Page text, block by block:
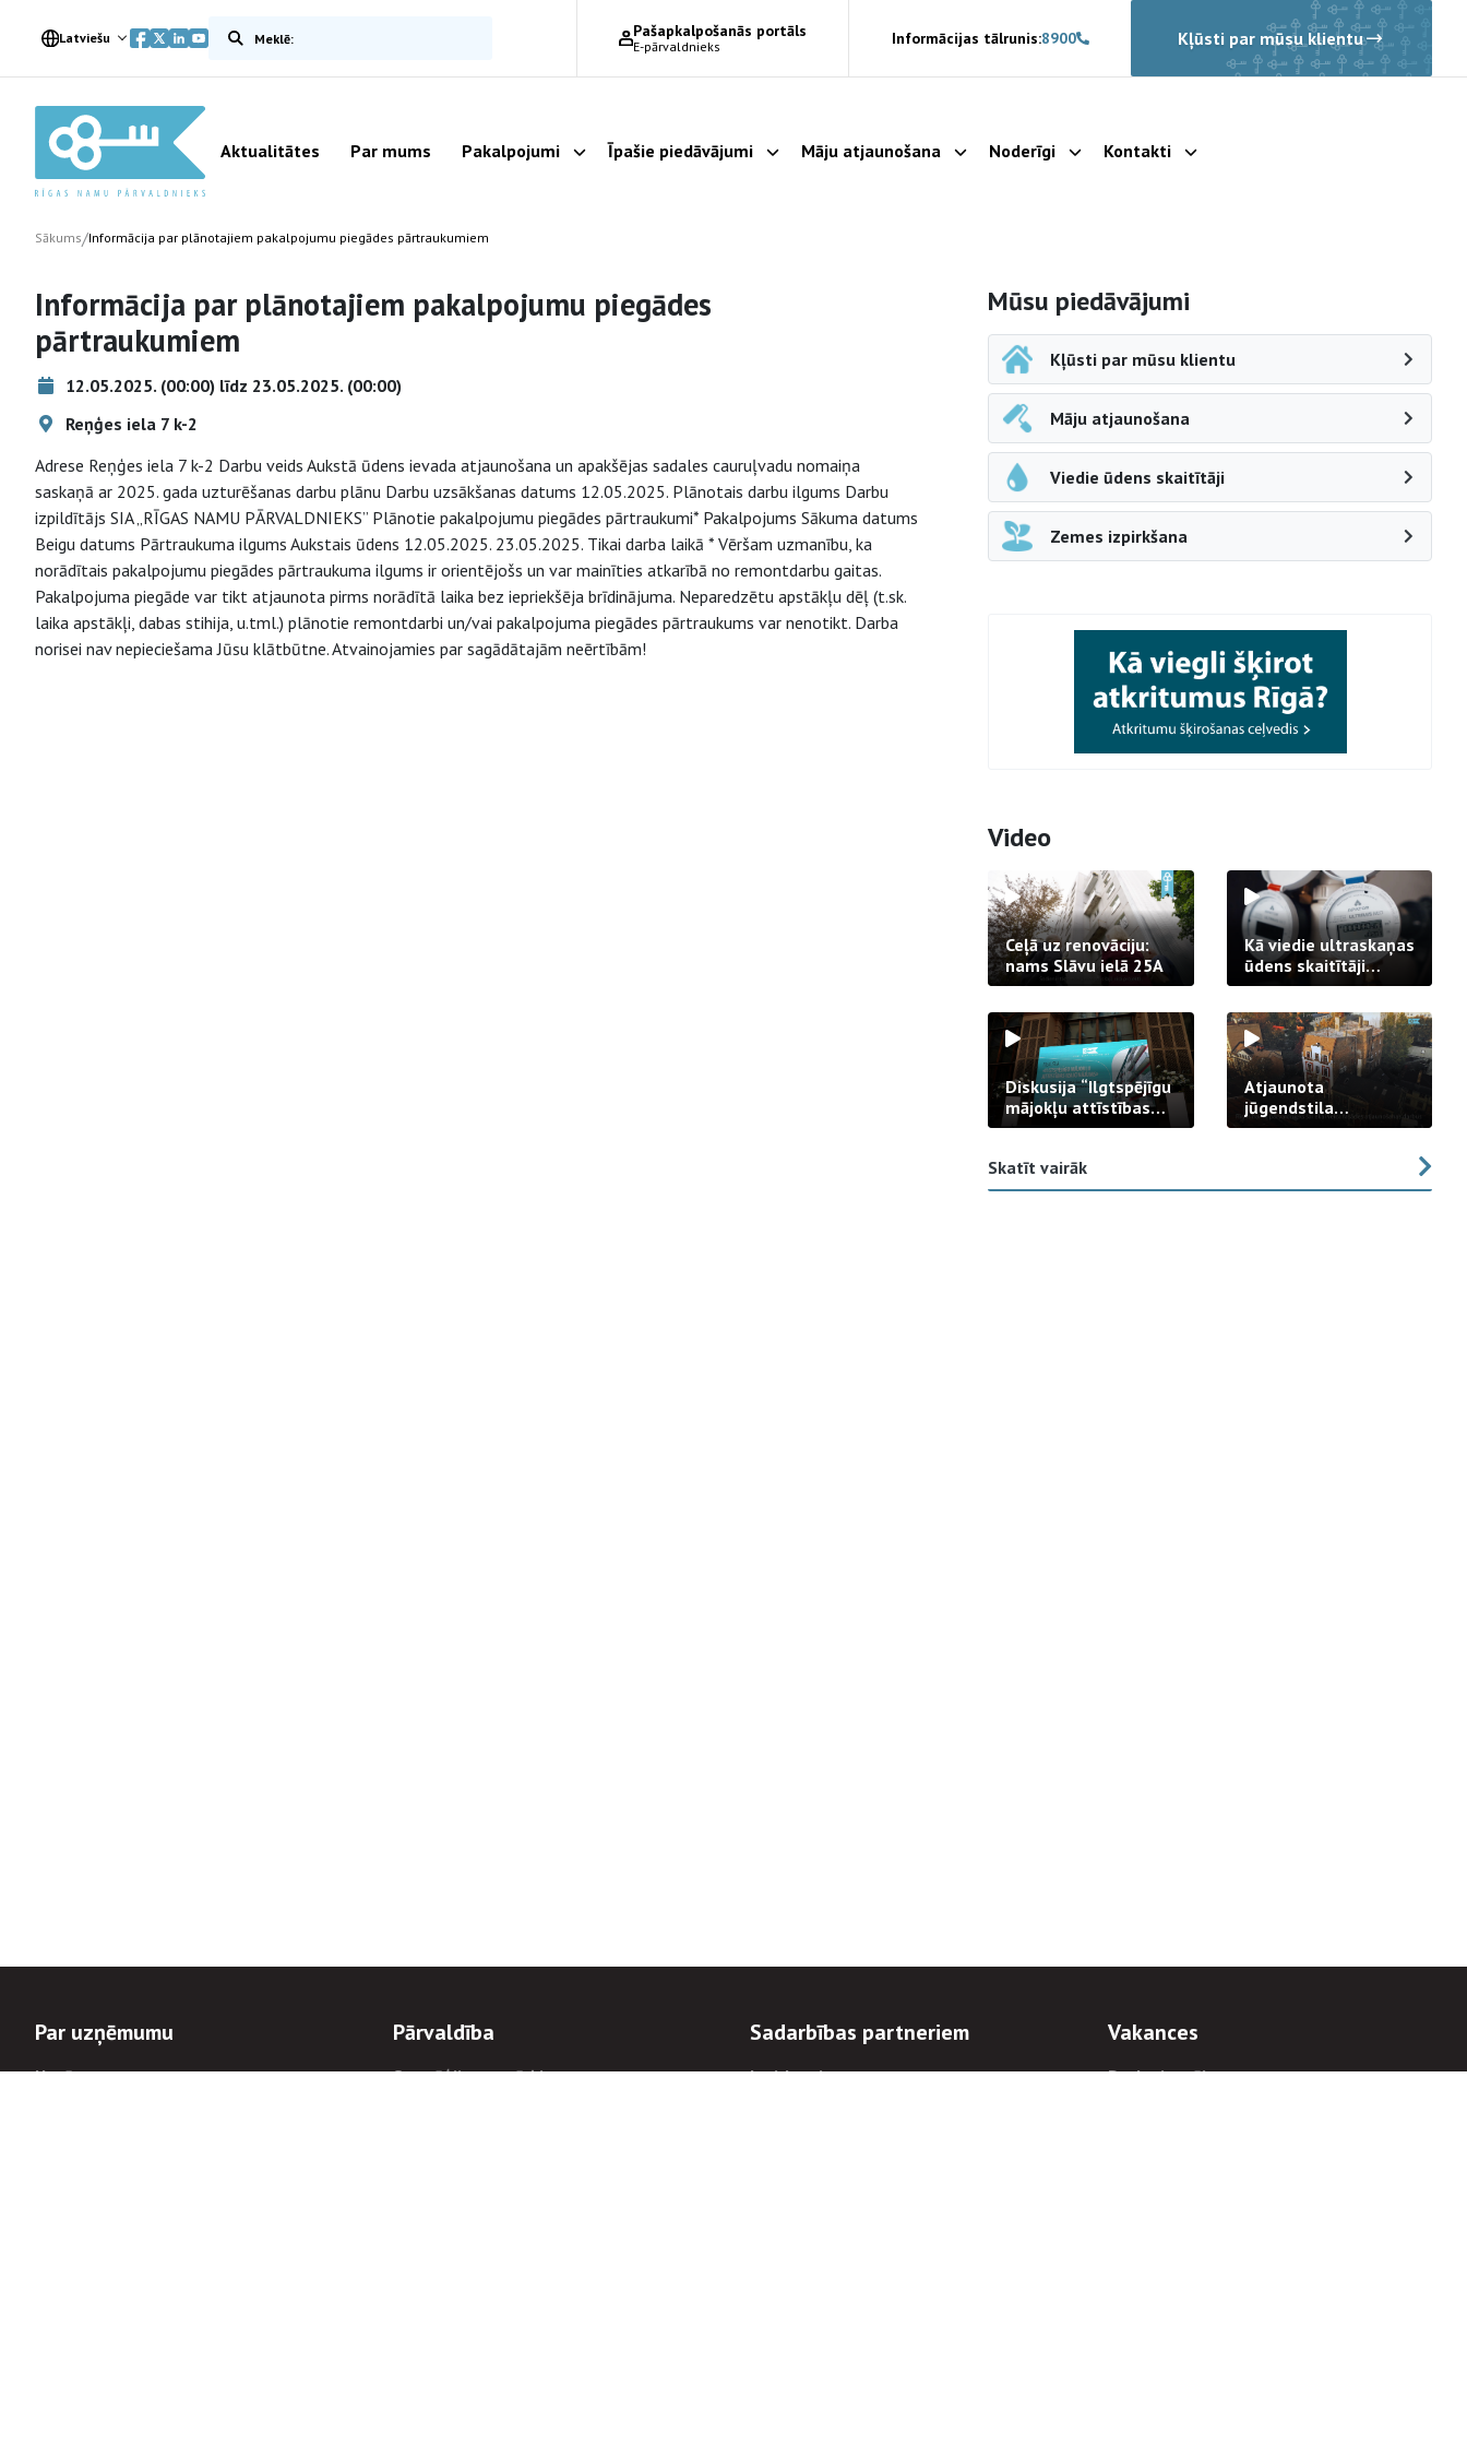
Latviešu Meklēt vietnē Pašapkalpošanās portāls
E-pārvaldnieks Informācijas tālrunis:8900 Kļūsti par mūsu klientu
Aktualitātes Par mums Pakalpojumi Parādīt apakšizvēlni
Īpašie piedāvājumi Parādīt apakšizvēlni
Māju atjaunošana Parādīt apakšizvēlni
Noderīgi Parādīt apakšizvēlni
Kontakti Parādīt apakšizvēlni
Sākums/Informācija par plānotajiem pakalpojumu piegādes pārtraukumiem
Informācija par plānotajiem pakalpojumu piegādes
pārtraukumiem
12.05.2025. (00:00) līdz 23.05.2025. (00:00)
Reņģes iela 7 k-2
Adrese Reņģes iela 7 k-2 Darbu veids Aukstā ūdens ievada atjaunošana un apakšējas sadales cauruļvadu nomaiņa
saskaņā ar 2025. gada uzturēšanas darbu plānu Darbu uzsākšanas datums 12.05.2025. Plānotais darbu ilgums Darbu
izpildītājs SIA „RĪGAS NAMU PĀRVALDNIEKS” Plānotie pakalpojumu piegādes pārtraukumi* Pakalpojums Sākuma datums
Beigu datums Pārtraukuma ilgums Aukstais ūdens 12.05.2025. 23.05.2025. Tikai darba laikā * Vēršam uzmanību, ka
norādītais pakalpojumu piegādes pārtraukuma ilgums ir orientējošs un var mainīties atkarībā no remontdarbu gaitas.
Pakalpojuma piegāde var tikt atjaunota pirms norādītā laika bez iepriekšēja brīdinājuma. Neparedzētu apstākļu dēļ (t.sk.
laika apstākļi, dabas stihija, u.tml.) plānotie remontdarbi un/vai pakalpojuma piegādes pārtraukums var nenotikt. Darba
norisei nav nepieciešama Jūsu klātbūtne. Atvainojamies par sagādātajām neērtībām!
Sāna navigācija
Mūsu piedāvājumi
Kļūsti par mūsu klientu
Māju atjaunošana
Viedie ūdens skaitītāji
Zemes izpirkšana
Video
Ceļā uz renovāciju:
nams Slāvu ielā 25A
Kā viedie ultraskaņas
ūdens skaitītāji
strādā praksē
Diskusija “Ilgtspējīgu
mājokļu attīstības
izaicinājums”
Atjaunota
jūgendstila
arhitektūras pērles
Skatīt vairāk
Par uzņēmumu
Uzņēmums
Pārvaldība
Stratēģija un mērķi
Sadarbības partneriem
Iepirkumi
Vakances
Darba iespējas